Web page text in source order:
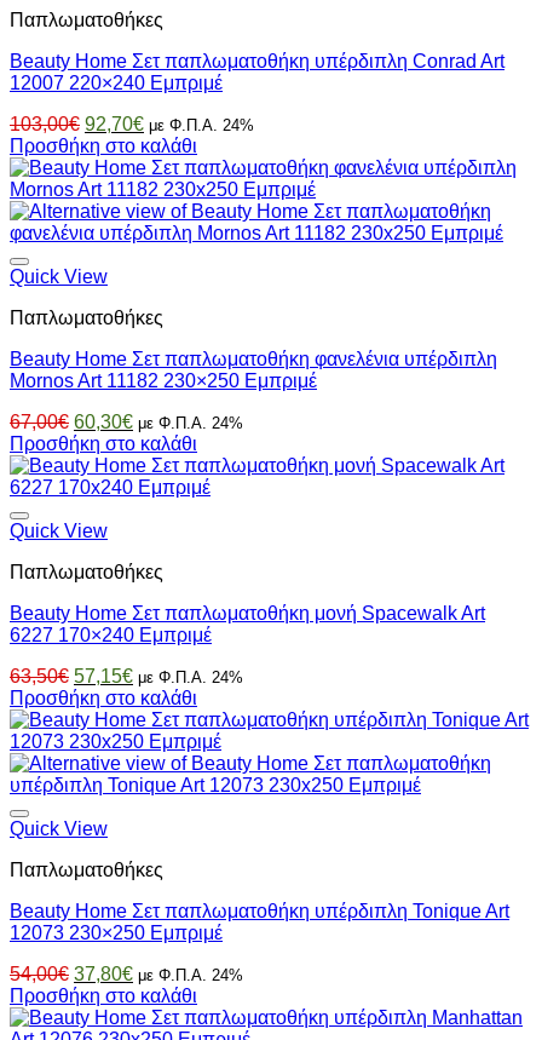
Παπλωματοθήκες
Beauty Home Σετ παπλωματοθήκη υπέρδιπλη Conrad Art
12007 220×240 Εμπριμέ
103,00€ Original
price
was:
103,00€.
92,70€Η
τρέχουσα
τιμή
είναι:
92,70€.
με Φ.Π.Α. 24%
Προσθήκη στο καλάθι
Quick View
Παπλωματοθήκες
Beauty Home Σετ παπλωματοθήκη φανελένια υπέρδιπλη
Mornos Art 11182 230×250 Εμπριμέ
67,00€ Original
price
was:
67,00€.
60,30€Η
τρέχουσα
τιμή
είναι:
με Φ.Π.Α. 24%
Προσθήκη στο καλάθι
Quick View
Παπλωματοθήκες
Beauty Home Σετ παπλωματοθήκη μονή Spacewalk Art
6227 170×240 Εμπριμέ
63,50€ Original
price
was:
63,50€.
57,15€Η
τρέχουσα
τιμή
είναι:
57,15€.
με Φ.Π.Α. 24%
Προσθήκη στο καλάθι
Quick View
Παπλωματοθήκες
Beauty Home Σετ παπλωματοθήκη υπέρδιπλη Tonique Art
12073 230×250 Εμπριμέ
54,00€ Original
price
was:
37,80€Η
τρέχουσα
τιμή
με Φ.Π.Α. 24%
Προσθήκη στο καλάθι